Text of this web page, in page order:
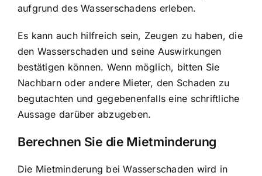
aufgrund des Wasserschadens erleben.
Es kann auch hilfreich sein, Zeugen zu haben, die
den Wasserschaden und seine Auswirkungen
bestätigen können. Wenn möglich, bitten Sie
Nachbarn oder andere Mieter, den Schaden zu
begutachten und gegebenenfalls eine schriftliche
Aussage darüber abzugeben.
Berechnen Sie die Mietminderung
Die Mietminderung bei Wasserschaden wird in